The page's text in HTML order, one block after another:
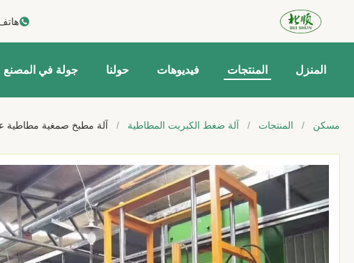
المنزل المنتجات فيديوهات حولنا جولة في المصنع
مسكن / المنتجات / آلة ضغط الكبريت المطاطية / آلة مطبخ صمغية مطاطية